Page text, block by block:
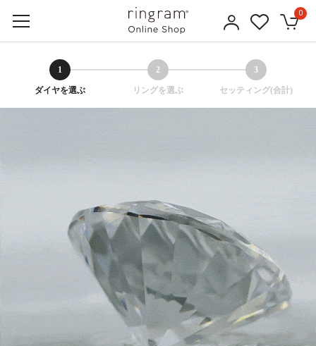
0
1
ダイヤを選ぶ
2
リングを選ぶ
3
セッティング(合計)